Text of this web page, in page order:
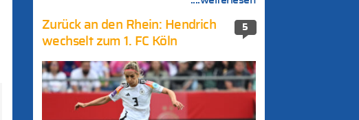
5
Zurück an den Rhein: Hendrich
wechselt zum 1. FC Köln